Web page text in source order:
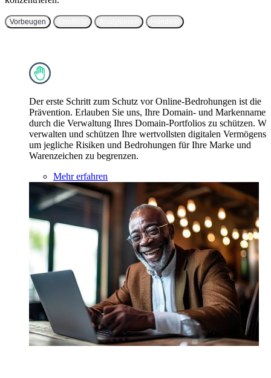
Vorbeugen
Der erste Schritt zum Schutz vor Online-Bedrohungen ist die
Prävention. Erlauben Sie uns, Ihre Domain- und Markennamen
durch die Verwaltung Ihres Domain-Portfolios zu schützen. Wir
verwalten und schützen Ihre wertvollsten digitalen
um jegliche Risiken und Bedrohungen für Ihre Marke und
Warenzeichen zu begrenzen.
Mehr erfahren